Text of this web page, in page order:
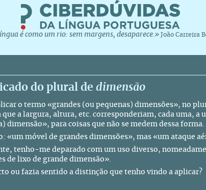
é como um rio: sem margens, desaparece.» João Carreira
do plural de dimensão
o termo «grandes (ou pequenas) dimensões», no
que a largura, altura, etc. corresponderiam, cada uma, a
dimensão», para coisas que não se medem dessa forma.
«um móvel de grandes dimensões», mas «um ataque
tenho-me deparado com um uso diverso,
de lixo de grande dimensão».
ou fazia sentido a distinção que tenho vindo a aplicar?